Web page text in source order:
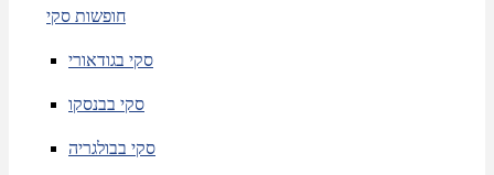
חופשות סקי
סקי בגודאורי
סקי בבנסקו
סקי בבולגריה